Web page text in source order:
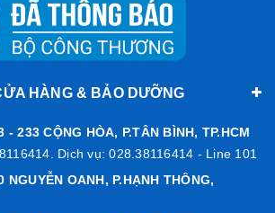
HÀNG & BẢO DƯỠNG
- 233 CỘNG HÒA, P.TÂN BÌNH, TP.HCM
Dịch vụ: 028.38116414 - Line 101
NGUYỄN OANH, P.HẠNH THÔNG,